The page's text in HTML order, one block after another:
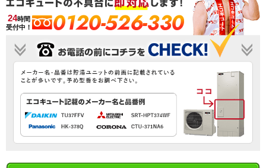
24時間
受付中！
0120-526-330